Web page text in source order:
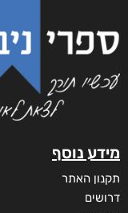
מידע נוסף
תקנון האתר
דרושים